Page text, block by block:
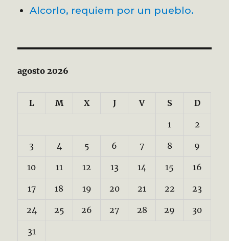
Alcorlo, requiem por un pueblo.
agosto 2026
L M X J V S D
1 2
3 4 5 6 7 8 9
10 11 12 13 14 15 16
17 18 19 20 21 22 23
24 25 26 27 28 29 30
31